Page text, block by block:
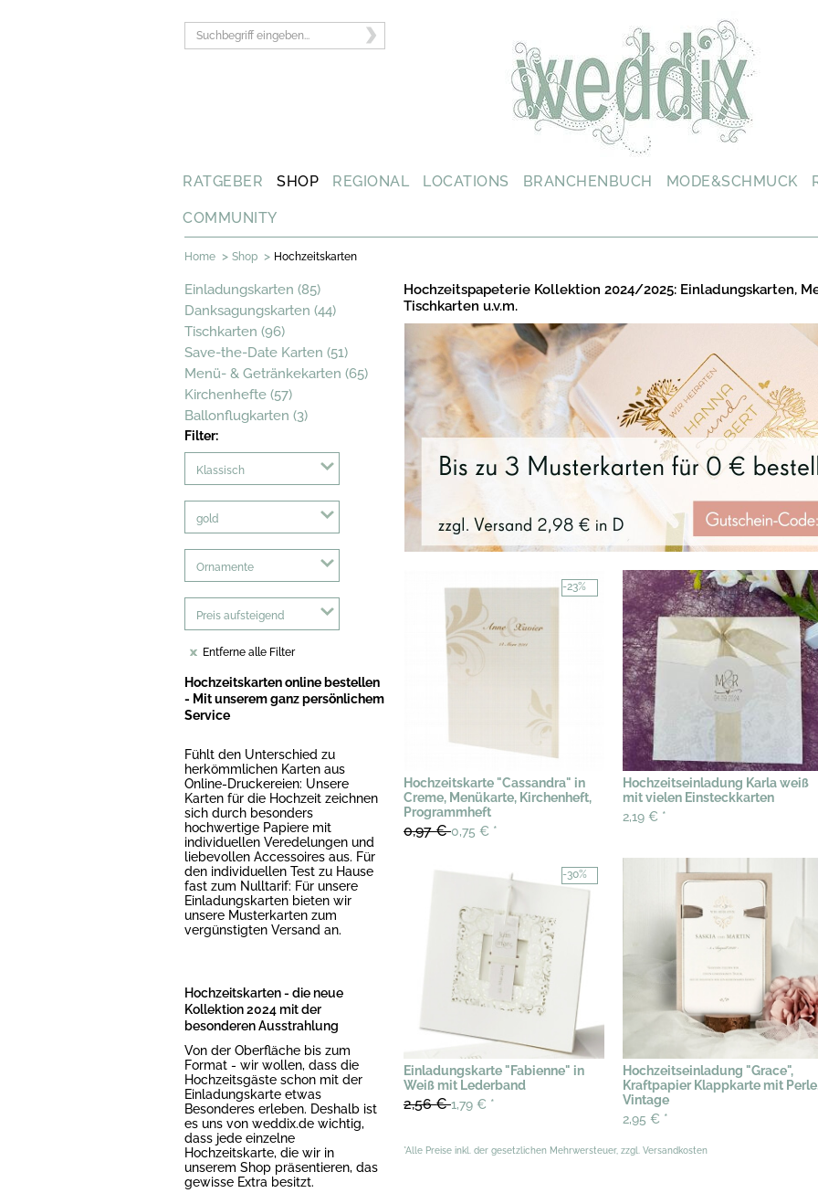
RATGEBER SHOP REGIONAL LOCATIONS BRANCHENBUCH MODE&SCHMUCK
COMMUNITY
Home > Shop > Hochzeitskarten
Einladungskarten (85)
Danksagungskarten (44)
Tischkarten (96)
Save-the-Date Karten (51)
Menü- & Getränkekarten (65)
Kirchenhefte (57)
Ballonflugkarten (3)
Filter:
Klassisch
gold
Ornamente
Preis aufsteigend
Entferne alle Filter
Hochzeitskarten online bestellen
- Mit unserem ganz persönlichem
Service
Fühlt den Unterschied zu
herkömmlichen Karten aus
Online-Druckereien: Unsere
Karten für die Hochzeit zeichnen
sich durch besonders
hochwertige Papiere mit
individuellen Veredelungen und
liebevollen Accessoires aus. Für
den individuellen Test zu Hause
fast zum Nulltarif: Für unsere
Einladungskarten bieten wir
unsere Musterkarten zum
vergünstigten Versand an.
Hochzeitskarten - die neue
Kollektion 2024 mit der
besonderen Ausstrahlung
Von der Oberfläche bis zum
Format - wir wollen, dass die
Hochzeitsgäste schon mit der
Einladungskarte etwas
Besonderes erleben. Deshalb ist
es uns von weddix.de wichtig,
dass jede einzelne
Hochzeitskarte, die wir in
unserem Shop präsentieren, das
gewisse Extra besitzt.
Hochzeitspapeterie Kollektion 2024/2025: Einladungskarten,
Tischkarten u.v.m.
-23%
Hochzeitskarte "Cassandra" in
Creme, Menükarte, Kirchenheft,
Programmheft
0,97 €0,75 € *
Hochzeitseinladung Karla weiß
mit vielen Einsteckkarten
2,19 € *
-30%
Einladungskarte "Fabienne" in
Weiß mit Lederband
2,56 €1,79 € *
Hochzeitseinladung "Grace",
Kraftpapier Klappkarte mit
Vintage
2,95 € *
*Alle Preise inkl. der gesetzlichen Mehrwersteuer, zzgl. Versandkosten